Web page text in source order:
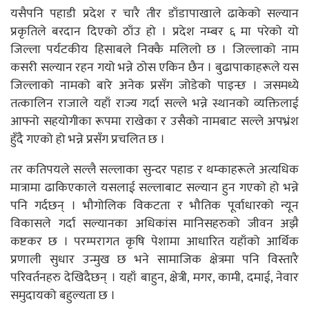
यसैपनि पहाडी प्रदेश र चारै तीर डाँडापाखाले ढाकेको सल्यान
प्रकृतिले बरदान दिएको ठाँउ हो । प्रदेश नम्बर ६ मा परेको यो
जिल्ला पर्यटकीय हिसाबले निक्कै मलिलो छ । जिल्लाको नाम
कसरी सल्यान रहन गयो भन्ने ठोस एकिन छैन । बुढापाकाहरूले यस
जिल्लाको नामको बारे अनेक प्रसँग जोडेको पाइन्छ । जसमध्ये
तत्कालिन राजाले यहाँ राज्य गर्दा सल्ले भन्ने स्थानको व्यक्तिलाई
आफ्नो सहयोगीका रूपमा राखेका र उसैको नामबाट सल्ले अपभ्रंश
हुँदै गएको हो भन्ने प्रसँग प्रचलित छ ।
तर कतिपयले सल्लै सल्लाका सुन्दर पहाड र थम्काहरूले अत्यधिक
मात्रामा ढाकिएकाले यसलाई सल्लाबाट सल्यान हुन गएको हो भन्ने
पनि गर्दछन् । भौगोलिक विकटता र भौतिक पूर्वाधारको न्यून
विकासले गर्दा सल्यानका अधिकांस मानिसहरुको जीवन अझै
कष्टकर छ । परम्परागत कृषि पेशामा आधारित यहाँको आर्थिक
प्रणाली सुधार उन्मुख छ भने सामाजिक क्षेत्रमा पनि विस्तारै
परिवर्तनहरु देखिदैछन् । यहाँ बाहुन, क्षेत्री, मगर, कामी, दमाई, नेवार
समुदायको बहुल्यता छ ।